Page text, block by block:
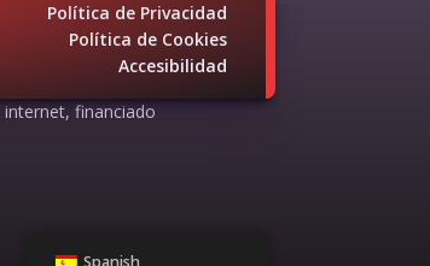
Política de Privacidad
Política de Cookies
Accesibilidad
financiado
Spanish